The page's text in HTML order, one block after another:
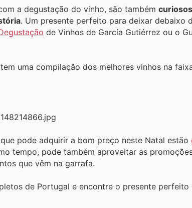
a degustação do vinho, são também
. Um presente perfeito para deixar debaixo
de Vinhos de García Gutiérrez ou o
uma compilação dos melhores vinhos na
que pode adquirir a bom preço neste Natal estão
tempo, pode também aproveitar as
que vêm na garrafa.
de Portugal e encontre o presente perfeito